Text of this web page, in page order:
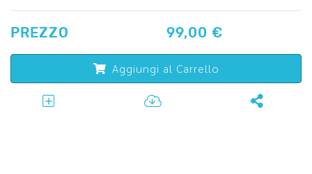
PREZZO 99,00 €
Aggiungi al Carrello